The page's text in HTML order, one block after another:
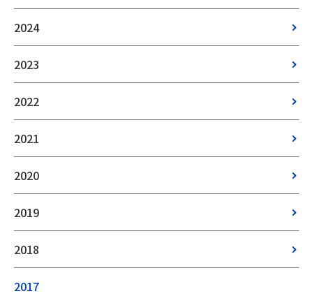
2024
2023
2022
2021
2020
2019
2018
2017